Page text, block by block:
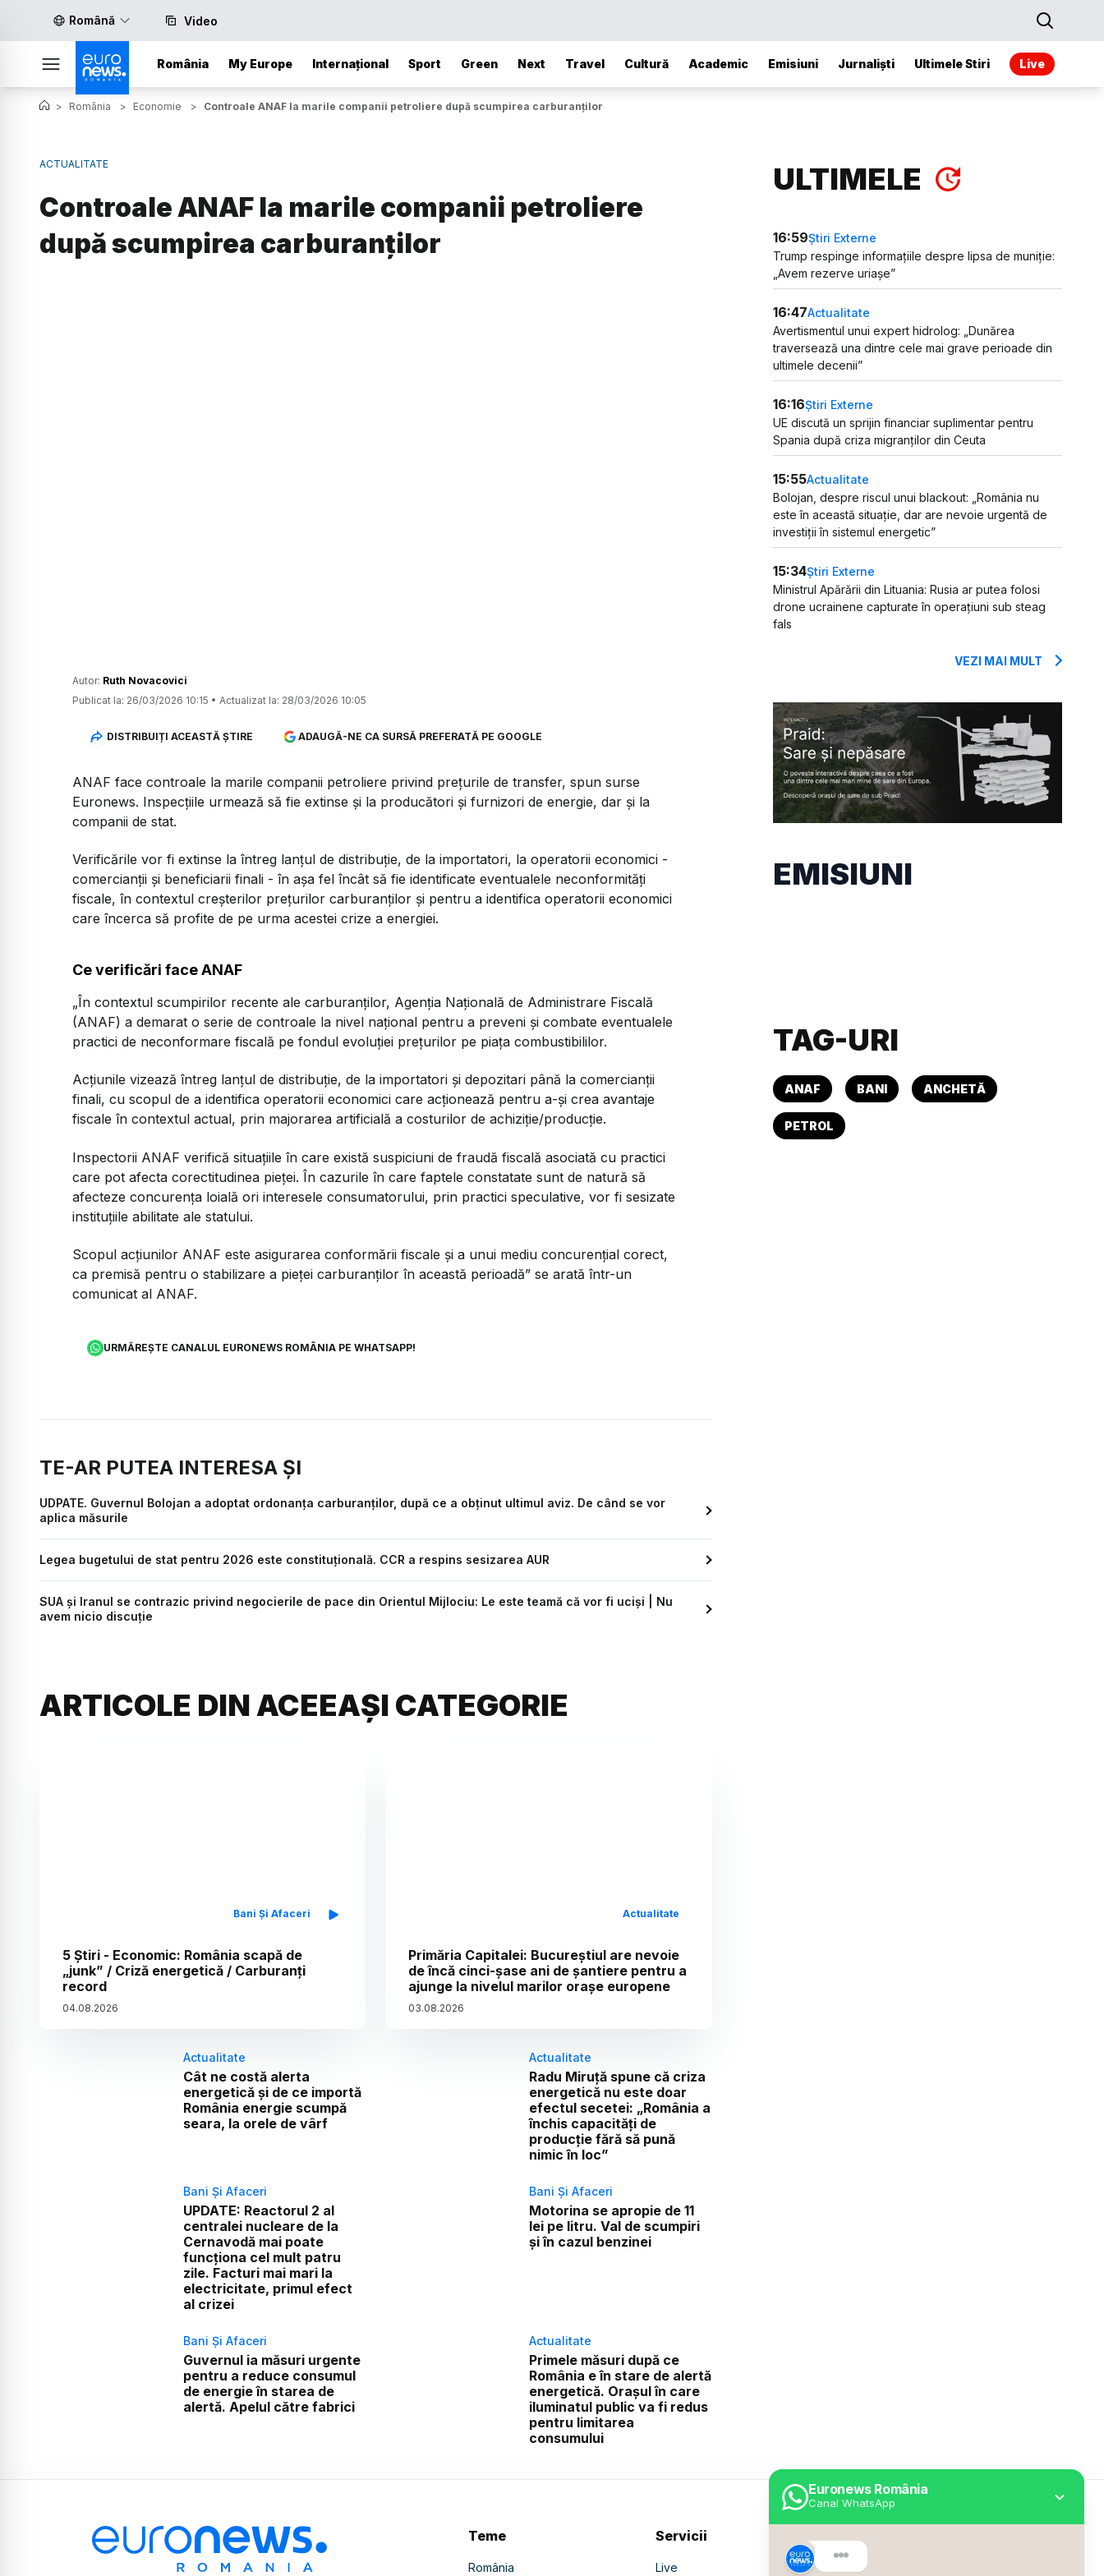
Română Video
România My Europe Internațional Sport Green Next Travel Cultură Academic Emisiuni Jurnaliști Ultimele Stiri Live
Euronews România
Canal WhatsApp
> România > Economie > Controale ANAF la marile companii petroliere după scumpirea carburanților
ACTUALITATE
Controale ANAF la marile companii petroliere
după scumpirea carburanților
Autor: Ruth Novacovici
Publicat la: 26/03/2026 10:15 • Actualizat la: 28/03/2026 10:05
DISTRIBUIȚI ACEASTĂ ȘTIRE ADAUGĂ-NE CA SURSĂ PREFERATĂ PE GOOGLE
ANAF face controale la marile companii petroliere privind prețurile de transfer, spun surse
Euronews. Inspecțiile urmează să fie extinse și la producători și furnizori de energie, dar și la
companii de stat.
Verificările vor fi extinse la întreg lanțul de distribuție, de la importatori, la operatorii economici -
comercianții și beneficiarii finali - în așa fel încât să fie identificate eventualele neconformități
fiscale, în contextul creșterilor prețurilor carburanților și pentru a identifica operatorii economici
care încerca să profite de pe urma acestei crize a energiei.
Ce verificări face ANAF
„În contextul scumpirilor recente ale carburanților, Agenția Națională de Administrare Fiscală
(ANAF) a demarat o serie de controale la nivel național pentru a preveni și combate eventualele
practici de neconformare fiscală pe fondul evoluției prețurilor pe piața combustibililor.
Acțiunile vizează întreg lanțul de distribuție, de la importatori și depozitari până la comercianții
finali, cu scopul de a identifica operatorii economici care acționează pentru a-și crea avantaje
fiscale în contextul actual, prin majorarea artificială a costurilor de achiziție/producție.
Inspectorii ANAF verifică situațiile în care există suspiciuni de fraudă fiscală asociată cu practici
care pot afecta corectitudinea pieței. În cazurile în care faptele constatate sunt de natură să
afecteze concurența loială ori interesele consumatorului, prin practici speculative, vor fi sesizate
instituțiile abilitate ale statului.
Scopul acțiunilor ANAF este asigurarea conformării fiscale și a unui mediu concurențial corect,
ca premisă pentru o stabilizare a pieței carburanților în această perioadă” se arată într-un
comunicat al ANAF.
URMĂREȘTE CANALUL EURONEWS ROMÂNIA PE WHATSAPP!
TE-AR PUTEA INTERESA ȘI
UDPATE. Guvernul Bolojan a adoptat ordonanța carburanților, după ce a obținut ultimul aviz. De când se vor
aplica măsurile
Legea bugetului de stat pentru 2026 este constituțională. CCR a respins sesizarea AUR
SUA și Iranul se contrazic privind negocierile de pace din Orientul Mijlociu: Le este teamă că vor fi uciși | Nu
avem nicio discuție
ARTICOLE DIN ACEEAȘI CATEGORIE
Bani Și Afaceri
5 Știri - Economic: România scapă de
„junk” / Criză energetică / Carburanți
record
04.08.2026
Actualitate
Primăria Capitalei: Bucureștiul are nevoie
de încă cinci-șase ani de șantiere pentru a
ajunge la nivelul marilor orașe europene
03.08.2026
Actualitate
Cât ne costă alerta
energetică și de ce importă
România energie scumpă
seara, la orele de vârf
Actualitate
Radu Miruță spune că criza
energetică nu este doar
efectul secetei: „România a
închis capacități de
producție fără să pună
nimic în loc”
Bani Și Afaceri
UPDATE: Reactorul 2 al
centralei nucleare de la
Cernavodă mai poate
funcționa cel mult patru
zile. Facturi mai mari la
electricitate, primul efect
al crizei
Bani Și Afaceri
Motorina se apropie de 11
lei pe litru. Val de scumpiri
și în cazul benzinei
Bani Și Afaceri
Guvernul ia măsuri urgente
pentru a reduce consumul
de energie în starea de
alertă. Apelul către fabrici
Actualitate
Primele măsuri după ce
România e în stare de alertă
energetică. Orașul în care
iluminatul public va fi redus
pentru limitarea
consumului
ULTIMELE
16:59Știri Externe
Trump respinge informațiile despre lipsa de muniție:
„Avem rezerve uriașe”
16:47Actualitate
Avertismentul unui expert hidrolog: „Dunărea
traversează una dintre cele mai grave perioade din
ultimele decenii”
16:16Știri Externe
UE discută un sprijin financiar suplimentar pentru
Spania după criza migranților din Ceuta
15:55Actualitate
Bolojan, despre riscul unui blackout: „România nu
este în această situație, dar are nevoie urgentă de
investiții în sistemul energetic”
15:34Știri Externe
Ministrul Apărării din Lituania: Rusia ar putea folosi
drone ucrainene capturate în operațiuni sub steag
fals
VEZI MAI MULT
EMISIUNI
TAG-URI
ANAF BANI ANCHETĂ
PETROL
Teme
România
Servicii
Live Despre Euronews